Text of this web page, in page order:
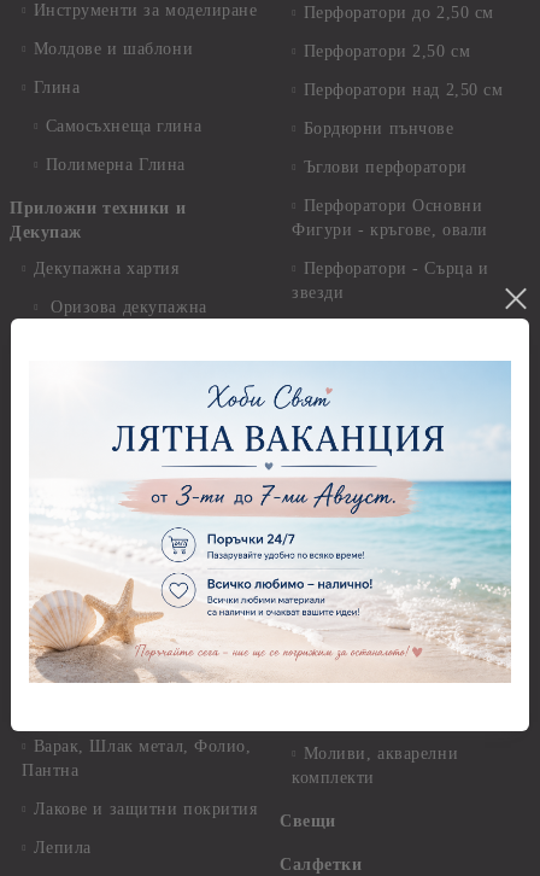
Инструменти за моделиране
Молдове и шаблони
Глина
Самосъхнеща глина
Полимерна Глина
Приложни техники и
Декупаж
Декупажна хартия
Оризова декупажна
Оризова декупажна хартия
Фина оризова декупажна
хартия Stamperia - 21 х
Декупажна хартия - Други
Антични пасти
Вакс пасти
Грунд, Основи, Релефни
Варак, Шлак метал, Фолио,
Пантна
Лакове и защитни покрития
Лепила
Перфоратори до 2,50 см
Перфоратори 2,50 см
Перфоратори над 2,50 см
Бордюрни пънчове
Ъглови перфоратори
Перфоратори Основни
Фигури - кръгове, овали
Перфоратори - Сърца и
звезди
Перфоратори - Детски
Перфоратори - Животни
Перфоратори - Коледни и
Зимни
Рисуване
Грунд и почистващи
разтвори
Платна за рисуване
Моливи, акварелни
комплекти
Свещи
Салфетки